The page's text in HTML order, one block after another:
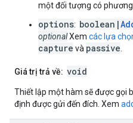
một đối tượng có
options: boolean|
optionalXem các lựa
capture và passive.
Giá trị trả về: void
Thiết lập một hàm sẽ được gọi
định được gửi đến đích. Xem